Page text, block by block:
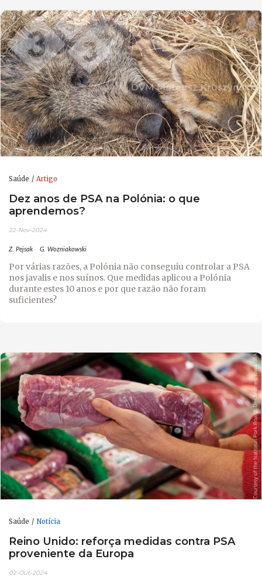
Saúde Artigo
Dez anos de PSA na Polónia: o que
aprendemos?
22-Nov-2024
Z. Pejsak G. Wozniakowski
Por várias razões, a Polónia não conseguiu controlar a PSA
nos javalis e nos suínos. Que medidas aplicou a Polónia
durante estes 10 anos e por que razão não foram
suficientes?
Saúde Notícia
Reino Unido: reforça medidas contra PSA
proveniente da Europa
02-Out-2024